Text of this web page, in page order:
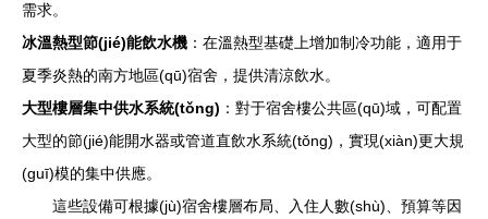
需求。
冰溫熱型節(jié)能飲水機 ：在溫熱型基礎上增加制冷功能，適用于
夏季炎熱的南方地區(qū)宿舍，提供清涼飲水。
大型樓層集中供水系統(tǒng) ：對于宿舍樓公共區(qū)域，可配置
大型的節(jié)能開水器或管道直飲水系統(tǒng)，實現(xiàn)更大規
(guī)模的集中供應。
這些設備可根據(jù)宿舍樓層布局、入住人數(shù)、預算等因